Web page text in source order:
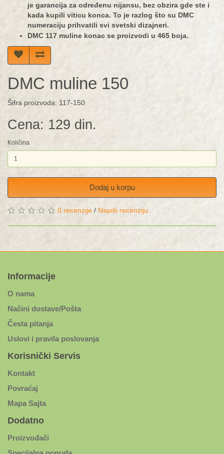
je garancija za određenu nijansu, bez obzira gde ste i
kada kupili viticu konca. To je razlog što su DMC
numeraciju prihvatili svi svetski dizajneri.
DMC 117 muline konac se proizvodi u 465 boja.
DMC muline 150
Šifra proizvoda: 117-150
Cena: 129 din.
Količina
Dodaj u korpu
0 recenzije / Napiši recenziju
Informacije
O nama
Načini dostave/Pošta
Česta pitanja
Uslovi i pravila poslovanja
Korisnički Servis
Kontakt
Povraćaj
Mapa Sajta
Dodatno
Proizvođači